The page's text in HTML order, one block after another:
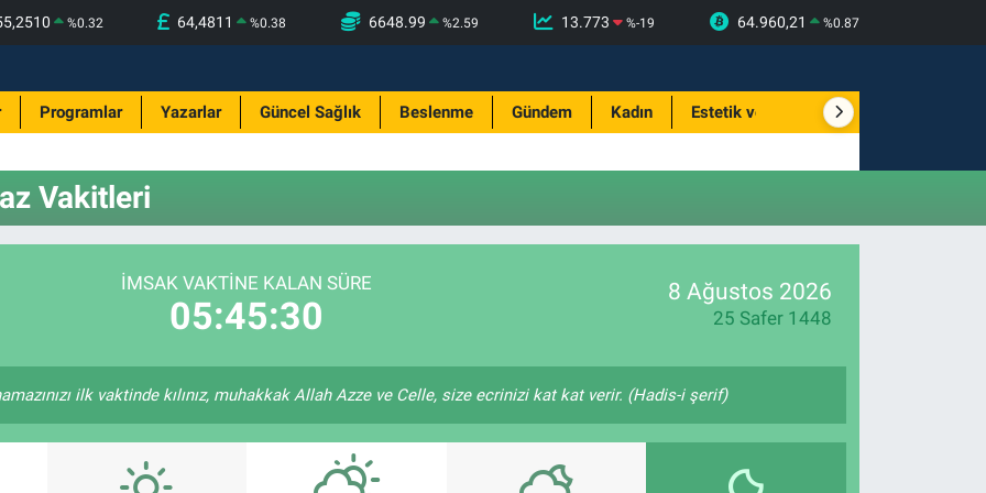
%0.32 64,4811 %0.38 6648.99 %2.59 13.773 %-19 64.960,21 %0.87
Programlar Yazarlar Güncel Sağlık Beslenme Gündem Kadın Estetik ve Güzellik
Vakitleri
İMSAK VAKTINE KALAN SÜRE
05:45:30
8 Ağustos 2026
25 Safer 1448
ilk vaktinde kılınız, muhakkak Allah Azze ve Celle, size ecrinizi kat kat verir. (Hadis-i şerif)